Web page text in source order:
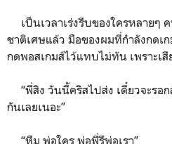
เป็นเวลาเร่งรีบของใครหลายๆ
ชาติเศษแล้ว มือของผมที่กำลังกดเ
กดพอสเกมส์ไว้แทบไม่ทัน เพราะเ
“พี่สิง วันนี้คริสไปส่ง เดี๋ยวจะรอ
กันเลยเนอะ”
“หืม พ่อใคร พ่อพี่รึพ่อเรา”